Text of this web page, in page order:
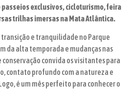
passeios exclusivos, cicloturismo, feira
trilhas imersas na Mata Atlântica.
e tranquilidade no Parque
da alta temporada e mudanças nas
convida os visitantes para
contato profundo com a natureza e
é um mês perfeito para conhecer o